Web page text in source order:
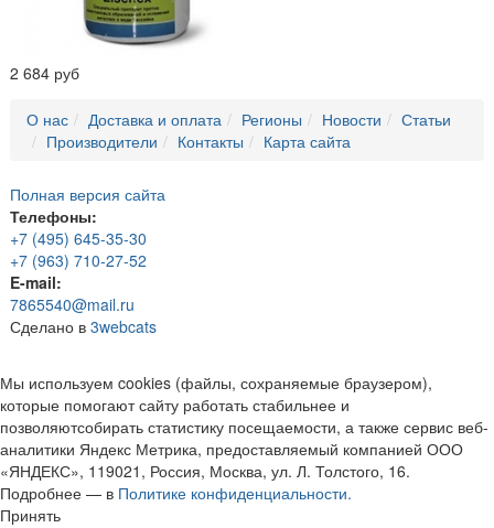
2 684 руб
О нас Доставка и оплата Регионы Новости
Статьи
Производители
Контакты Карта сайта
Полная версия сайта
Телефоны:
+7 (495) 645-35-30
+7 (963) 710-27-52
E-mail:
7865540@mail.ru
Сделано в 3webcats
Мы используем cookies (файлы, сохраняемые браузером),
которые помогают сайту работать стабильнее и
позволяютсобирать статистику посещаемости, а также сервис веб-
аналитики Яндекс Метрика, предоставляемый компанией ООО
«ЯНДЕКС», 119021, Россия, Москва, ул. Л. Толстого, 16.
Подробнее — в Политике конфиденциальности.
Принять